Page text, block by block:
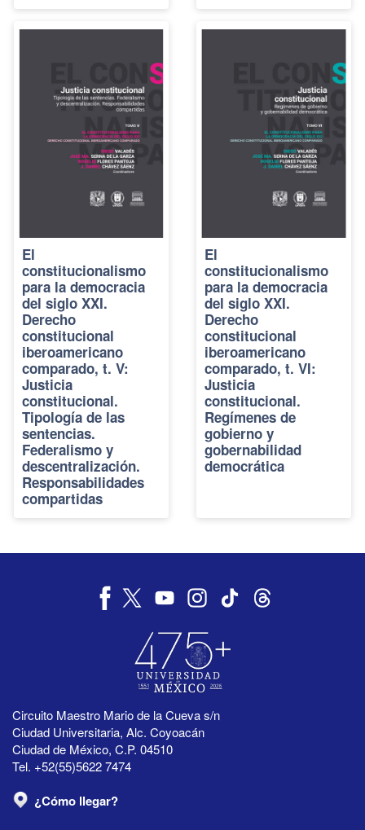
El
constitucionalismo
para la democracia
del siglo XXI.
Derecho
constitucional
iberoamericano
comparado, t. V:
Justicia
constitucional.
Tipología de las
sentencias.
Federalismo y
descentralización.
Responsabilidades
compartidas
El
constitucionalismo
para la democracia
del siglo XXI.
Derecho
constitucional
iberoamericano
comparado, t. VI:
Justicia
constitucional.
Regímenes de
gobierno y
gobernabilidad
democrática
Circuito Maestro Mario de la Cueva s/n
Ciudad Universitaria, Alc. Coyoacán
Ciudad de México, C.P. 04510
Tel. +52(55)5622 7474
¿Cómo llegar?